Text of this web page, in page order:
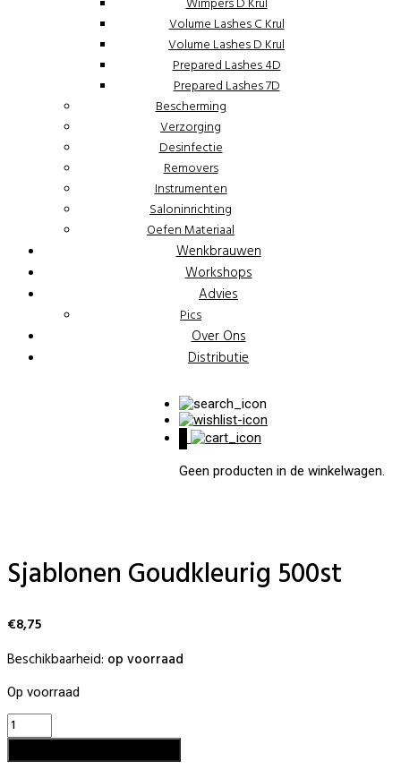
Volume Lashes C Krul
Volume Lashes D Krul
Prepared Lashes 4D
Prepared Lashes 7D
Bescherming
Verzorging
Desinfectie
Removers
Instrumenten
Saloninrichting
Oefen Materiaal
Wenkbrauwen
Workshops
Advies
Pics
Over Ons
Distributie
Geen producten in de winkelwagen.
Sjablonen Goudkleurig 500st
€8,75
Beschikbaarheid: op voorraad
Op voorraad
Sjablonen
Goudkleurig